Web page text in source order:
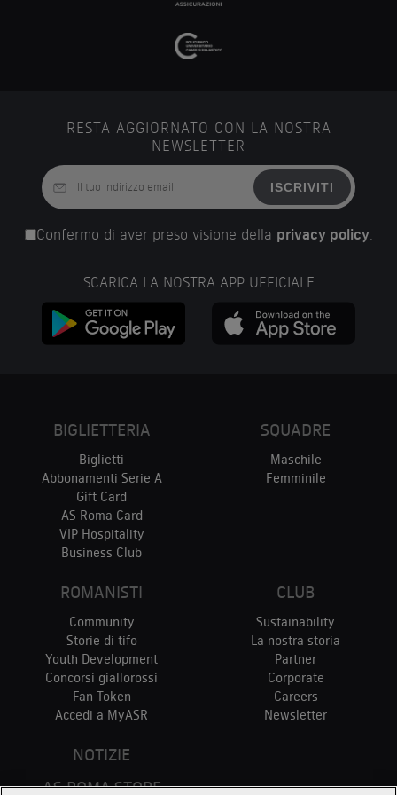
RESTA AGGIORNATO CON LA NOSTRA
NEWSLETTER
ISCRIVITI
Confermo di aver preso visione della privacy policy.
SCARICA LA NOSTRA APP UFFICIALE
BIGLIETTERIA
Biglietti
Abbonamenti Serie A
Gift Card
AS Roma Card
VIP Hospitality
Business Club
SQUADRE
Maschile
Femminile
ROMANISTI
Community
Storie di tifo
Youth Development
Concorsi giallorossi
Fan Token
Accedi a MyASR
CLUB
Sustainability
La nostra storia
Partner
Corporate
Careers
Newsletter
NOTIZIE
AS ROMA STORE